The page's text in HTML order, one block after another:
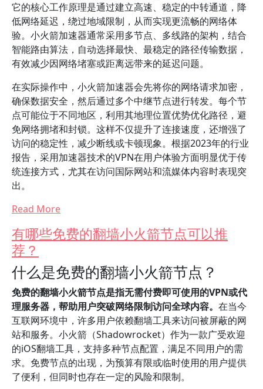
它的核心工作原理是通过建立高速、稳定的中转通道，降
低网络延迟，绕过地域限制，从而实现更流畅的网络体
验。小火箭加速器通常采用多节点、多线路的架构，结合
智能路由算法，自动选择最快、最稳定的路径传输数据，
有效减少因网络堵塞或距离远带来的延迟问题。
在实际操作中，小火箭加速器会先将你的网络请求加密，
确保数据安全，然后通过多个中继节点进行转发。每个节
点可能位于不同地区，利用其地理位置优势优化路径，避
免网络拥堵和封锁。这样不仅提升了连接速度，还增强了
访问的稳定性，减少断线或卡顿现象。根据2023年的行业
报告，采用加速器技术的VPN在用户体验方面明显优于传
统连接方式，尤其在访问国际网站和流媒体内容时表现突
出。
Read More
有哪些免费的翻墙小火箭节点可以推
荐？
什么是免费的翻墙小火箭节点？
免费的翻墙小火箭节点是指无需付费即可使用的VPN或代
理服务器，帮助用户突破网络限制访问全球内容。 在当今
互联网环境中，许多用户依赖翻墙工具来访问被屏蔽的网
站和服务。小火箭（Shadowrocket）作为一款广受欢迎
的iOS翻墙工具，支持多种节点配置，满足不同用户的需
求。免费节点的出现，为预算有限或临时使用的用户提供
了便利，但同时也存在一定的风险和限制。